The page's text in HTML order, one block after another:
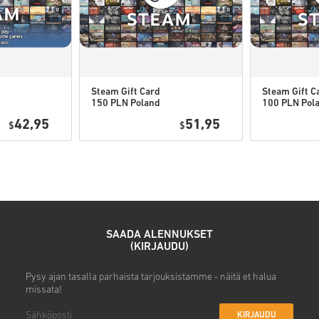
Katso nopea opas yllä tai
Voit saada useita
$42,95
Steam Gift Card
150 PLN Poland
$51,95
Steam Gift
100 PLN
SAADA ALENNUKSET
(KIRJAUDU)
Pysy ajan tasalla parhaista tarjouksistamme - näitä et halua
missata!
KIRJAUDU